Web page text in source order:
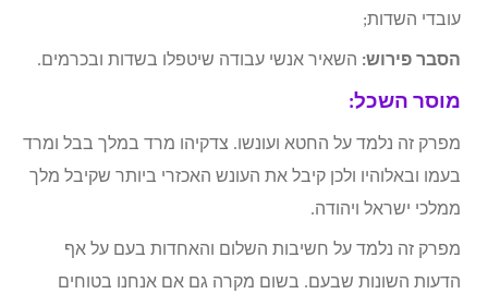
עובדי השדות;
הסבר פירוש: השאיר אנשי עבודה שיטפלו בשדות ובכרמים.
מוסר השכל:
מפרק זה נלמד על החטא ועונשו. צדקיהו מרד במלך בבל ומרד
בעמו ובאלוהיו ולכן קיבל את העונש האכזרי ביותר שקיבל מלך
ממלכי ישראל ויהודה.
מפרק זה נלמד על חשיבות השלום והאחדות בעם על אף
הדעות השונות שבעם. בשום מקרה גם אם אנחנו בטוחים